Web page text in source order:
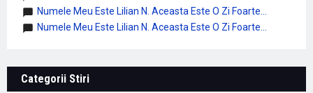
Numele Meu Este Lilian N. Aceasta Este O Zi Foarte...
Numele Meu Este Lilian N. Aceasta Este O Zi Foarte...
Categorii Stiri